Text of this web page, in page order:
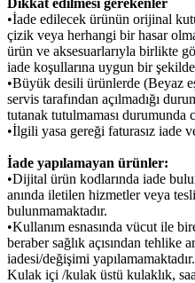
Dikkat edilmesi gerekenler
•İade edilecek ürünün orijinal
çizik veya herhangi bir hasar
ürün ve aksesuarlarıyla birlikte
iade koşullarına uygun bir
•Büyük desili ürünlerde (Beyaz
servis tarafından açılmadığı
tutanak tutulmaması durumunda
•İlgili yasa gereği faturasız iade
İade yapılamayan ürünler:
•Dijital ürün kodlarında iade
anında iletilen hizmetler veya
bulunmamaktadır.
•Kullanım esnasında vücut ile
beraber sağlık açısından tehlike
iadesi/değişimi
Kulak içi /kulak üstü kulaklık,